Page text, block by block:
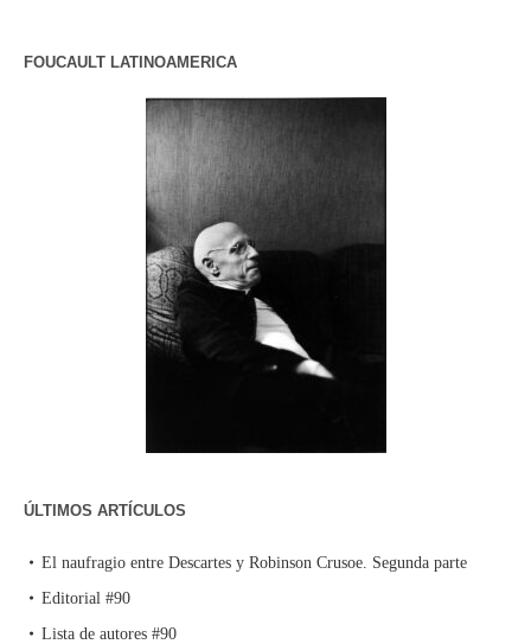
FOUCAULT LATINOAMERICA
ÚLTIMOS ARTÍCULOS
El naufragio entre Descartes y Robinson Crusoe. Segunda parte
Editorial #90
Lista de autores #90